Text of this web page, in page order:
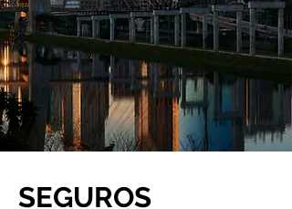
SEGUROS